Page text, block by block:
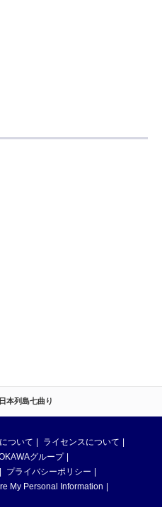
日本列島七曲り
ついて
ライセンスについて
グループ
プライバシーポリシー
My Personal Information